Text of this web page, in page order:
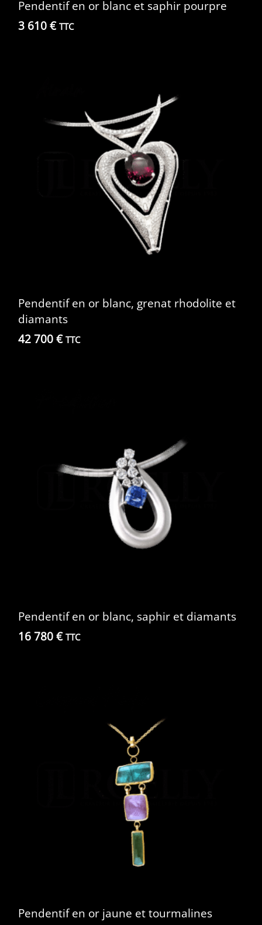
Pendentif en or blanc et saphir pourpre
3 610 € TTC
Pendentif en or blanc, grenat rhodolite et
diamants
42 700 € TTC
Pendentif en or blanc, saphir et diamants
16 780 € TTC
Pendentif en or jaune et tourmalines